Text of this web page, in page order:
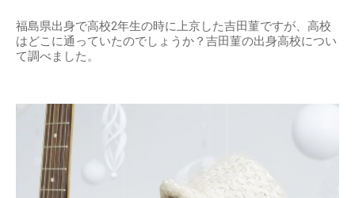
福島県出身で高校2年生の時に上京した吉田菫ですが、高校
はどこに通っていたのでしょうか？吉田菫の出身高校につい
て調べました。